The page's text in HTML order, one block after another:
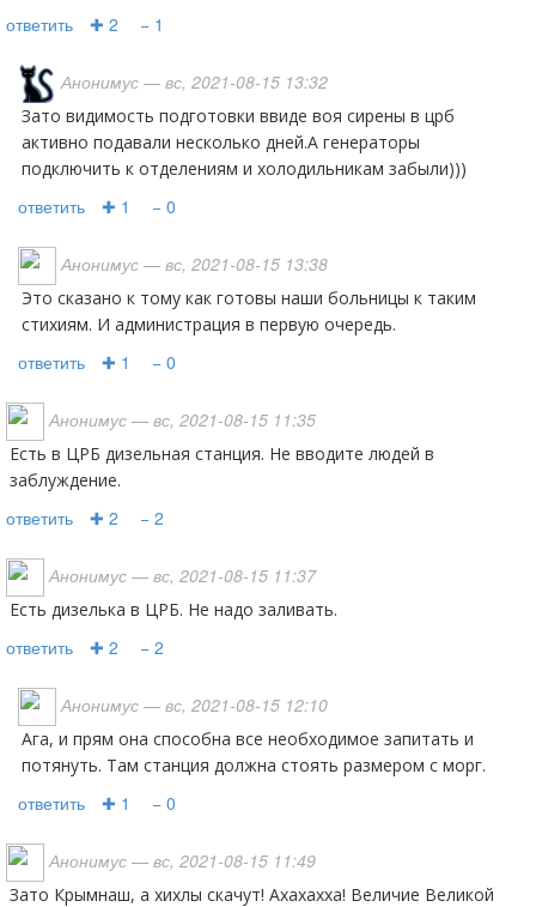
ответить ✚ 2 − 1
Анонимус — вс, 2021-08-15 13:32
Зато видимость подготовки ввиде воя сирены в црб
активно подавали несколько дней.А генераторы
подключить к отделениям и холодильникам забыли)))
ответить ✚ 1 − 0
Анонимус — вс, 2021-08-15 13:38
Это сказано к тому как готовы наши больницы к таким
стихиям. И администрация в первую очередь.
ответить ✚ 1 − 0
Анонимус — вс, 2021-08-15 11:35
Есть в ЦРБ дизельная станция. Не вводите людей в
заблуждение.
ответить ✚ 2 − 2
Анонимус — вс, 2021-08-15 11:37
Есть дизелька в ЦРБ. Не надо заливать.
ответить ✚ 2 − 2
Анонимус — вс, 2021-08-15 12:10
Ага, и прям она способна все необходимое запитать и
потянуть. Там станция должна стоять размером с морг.
ответить ✚ 1 − 0
Анонимус — вс, 2021-08-15 11:49
Зато Крымнаш, а хихлы скачут! Ахахахха! Величие Великой